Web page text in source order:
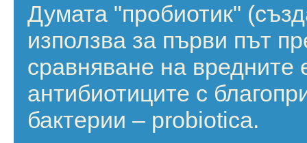
Думата "пробиотик"
използва за първи път
сравняване на вредните
антибиотиците с
бактерии – probiotica.